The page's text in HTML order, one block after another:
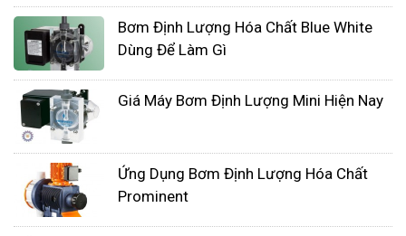
máy bơm của bạn. Đường ống quá nhỏ sẽ
hạn chế lưu lượng nước, trong khi đường ống
quá lớn sẽ lãng phí tiền bạc.
Chọn đường ống được làm bằng vật liệu
chống ăn mòn. Nước ngầm có thể ăn mòn
đường ống theo thời gian, vì vậy điều quan
trọng là phải chọn vật liệu có thể chống lại sự
ăn mòn.
Chọn đường ống có độ dài phù hợp. Đường
Bơm Định Lượng Hóa Chất Blue White
Dùng Để Làm Gì
Giá Máy Bơm Định Lượng Mini Hiện Nay
Ứng Dụng Bơm Định Lượng Hóa Chất
Prominent